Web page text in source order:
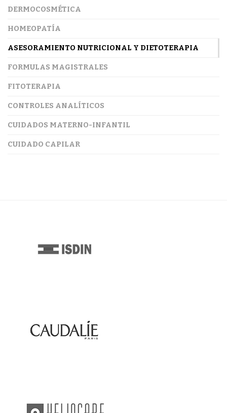
DERMOCOSMÉTICA
HOMEOPATÍA
ASESORAMIENTO NUTRICIONAL Y DIETOTERAPIA
FORMULAS MAGISTRALES
FITOTERAPIA
CONTROLES ANALÍTICOS
CUIDADOS MATERNO-INFANTIL
CUIDADO CAPILAR